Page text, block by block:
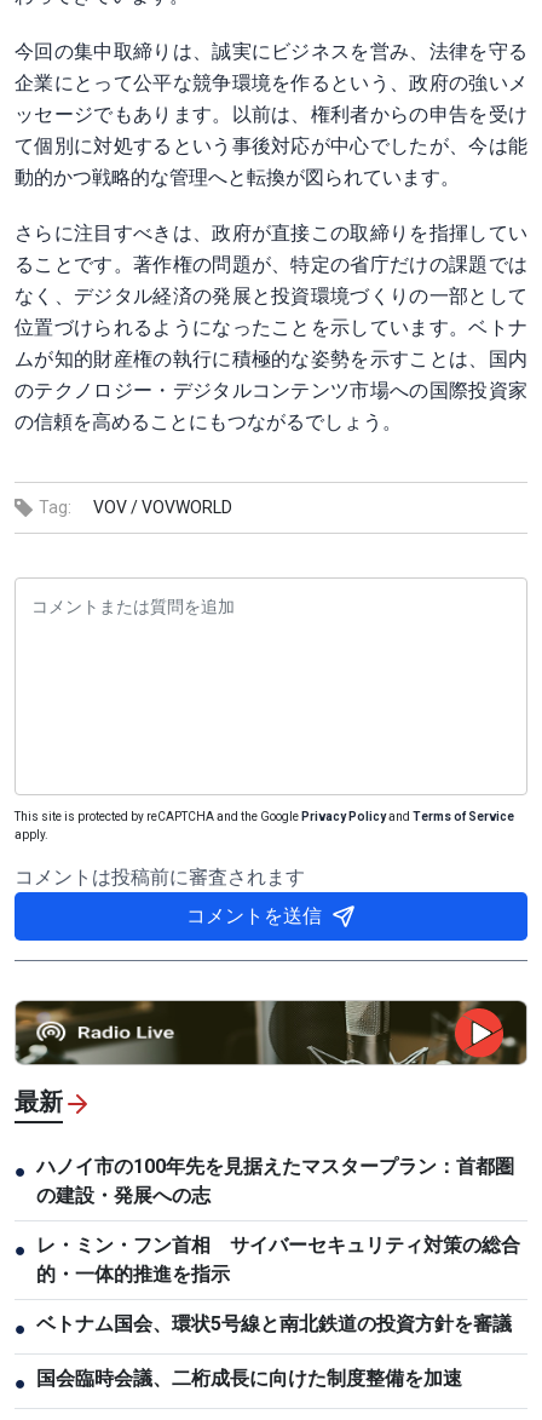
今回の集中取締りは、誠実にビジネスを営み、法律を守る
企業にとって公平な競争環境を作るという、政府の強いメ
ッセージでもあります。以前は、権利者からの申告を受け
て個別に対処するという事後対応が中心でしたが、今は能
動的かつ戦略的な管理へと転換が図られています。
さらに注目すべきは、政府が直接この取締りを指揮してい
ることです。著作権の問題が、特定の省庁だけの課題では
なく、デジタル経済の発展と投資環境づくりの一部として
位置づけられるようになったことを示しています。ベトナ
ムが知的財産権の執行に積極的な姿勢を示すことは、国内
のテクノロジー・デジタルコンテンツ市場への国際投資家
の信頼を高めることにもつながるでしょう。
Tag: VOV /VOVWORLD
This site is protected by reCAPTCHA and the Google Privacy Policyand Terms of Service
apply.
コメントは投稿前に審査されます
コメントを送信
最新
● ハノイ市の100年先を見据えたマスタープラン：首都圏
の建設・発展への志
●
レ・ミン・フン首相 サイバーセキュリティ対策の総合
的・一体的推進を指示
● ベトナム国会、環状5号線と南北鉄道の投資方針を審議
● 国会臨時会議、二桁成長に向けた制度整備を加速